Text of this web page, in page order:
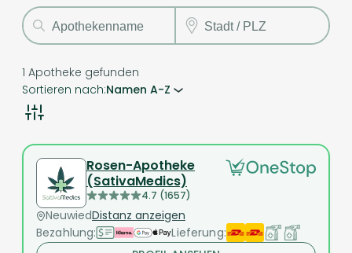
1 Apotheke gefunden
Sortieren nach:Namen A-Z
Rosen-Apotheke
(SativaMedics)
4.7 (1657)
NeuwiedDistanz anzeigen
Bezahlung:
Lieferung: